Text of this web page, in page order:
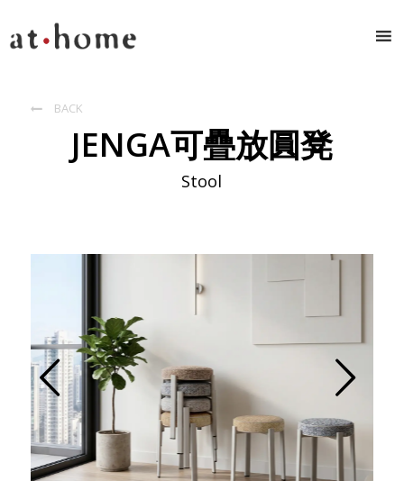
 BACK
JENGA可疊放圓凳
Stool
Prev